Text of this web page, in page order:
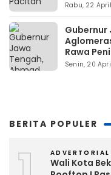
Rabu, 22
Gubernur
Rawa
Senin, 20
BERITA POPULER
ADVERTORIAL
Wali Kota